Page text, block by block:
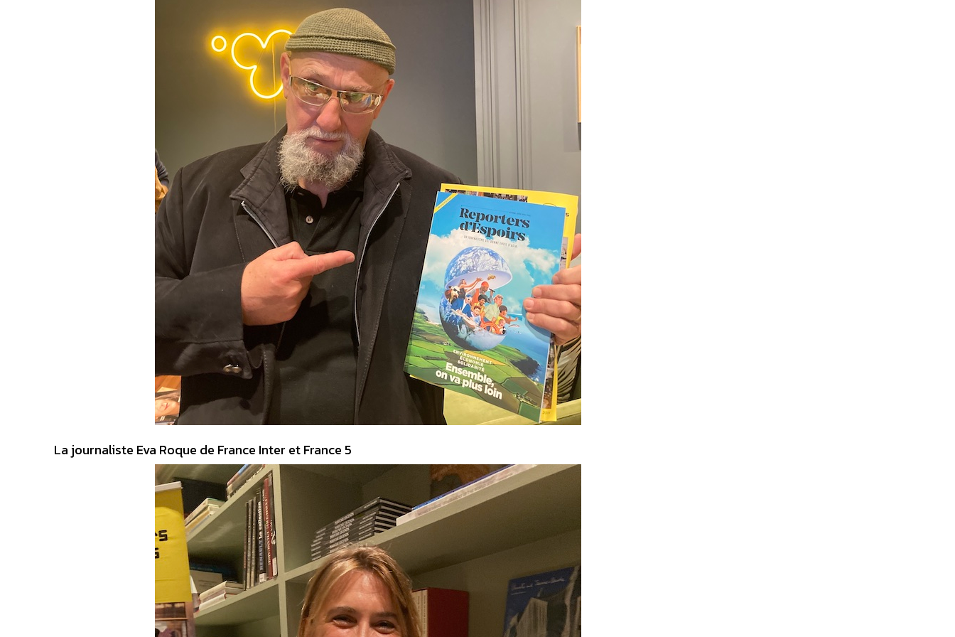
La journaliste Eva Roque de France Inter et France 5